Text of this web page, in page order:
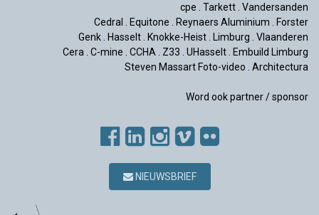
cpe Tarkett Vandersanden
Cedral
Equitone Reynaers Aluminium
Forster
Genk
Hasselt Knokke-Heist Limburg
Vlaanderen
Cera
C-mine CCHA Z33 UHasselt
Embuild Limburg
Steven Massart Foto-video
Architectura
Word ook partner / sponsor
NIEUWSBRIEF